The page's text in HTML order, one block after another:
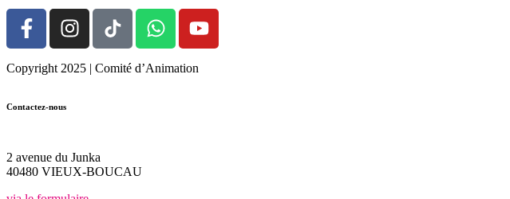
Copyright 2025 | Comité d’Animation
Contactez-nous
2 avenue du Junka
40480 VIEUX-BOUCAU